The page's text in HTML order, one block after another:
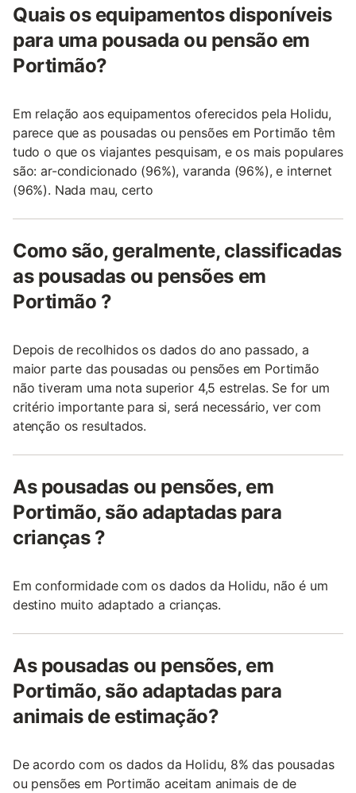
Quais os equipamentos disponíveis
para uma pousada ou pensão em
Portimão?
Em relação aos equipamentos oferecidos pela Holidu,
parece que as pousadas ou pensões em Portimão têm
tudo o que os viajantes pesquisam, e os mais populares
são: ar-condicionado (96%), varanda (96%), e internet
(96%). Nada mau, certo
Como são, geralmente, classificadas
as pousadas ou pensões em
Portimão ?
Depois de recolhidos os dados do ano passado, a
maior parte das pousadas ou pensões em Portimão
não tiveram uma nota superior 4,5 estrelas. Se for um
critério importante para si, será necessário, ver com
atenção os resultados.
As pousadas ou pensões, em
Portimão, são adaptadas para
crianças ?
Em conformidade com os dados da Holidu, não é um
destino muito adaptado a crianças.
As pousadas ou pensões, em
Portimão, são adaptadas para
animais de estimação?
De acordo com os dados da Holidu, 8% das pousadas
ou pensões em Portimão aceitam animais de de